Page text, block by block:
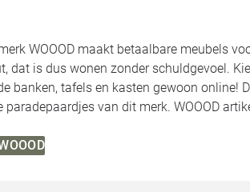
WOOOD maakt betaalbare meubels
dat is dus wonen zonder schuldgevoel.
banken, tafels en kasten gewoon online!
paradepaardjes van dit merk. WOOOD